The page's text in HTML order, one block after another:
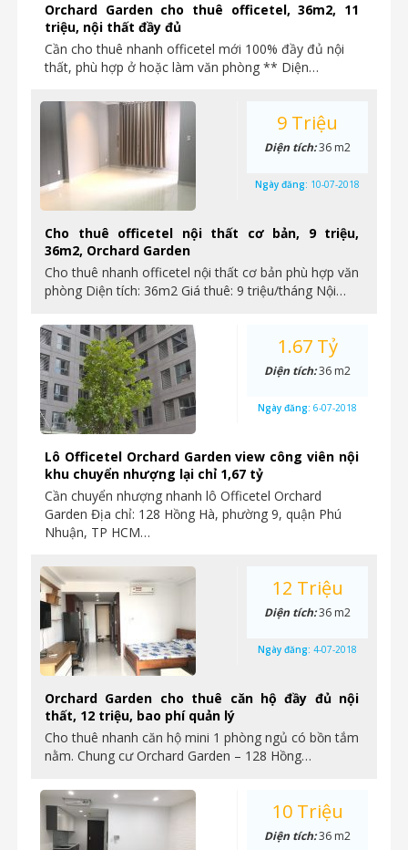
Orchard Garden cho thuê officetel, 36m2, 11
triệu, nội thất đầy đủ
Cần cho thuê nhanh officetel mới 100% đầy đủ nội
thất, phù hợp ở hoặc làm văn phòng ** Diện…
Cho thuê officetel nội thất cơ bản, 9 triệu,
36m2, Orchard Garden
Cho thuê nhanh officetel nội thất cơ bản phù hợp văn
phòng Diện tích: 36m2 Giá thuê: 9 triệu/tháng Nội…
9 Triệu
Diện tích:36 m2
Ngày đăng: 10-07-2018
Lô Officetel Orchard Garden view công viên nội
khu chuyển nhượng lại chỉ 1,67 tỷ
Cần chuyển nhượng nhanh lô Officetel Orchard
Garden Địa chỉ: 128 Hồng Hà, phường 9, quận Phú
Nhuận, TP HCM…
1.67 Tỷ
Diện tích:36 m2
Ngày đăng: 6-07-2018
Orchard Garden cho thuê căn hộ đầy đủ nội
thất, 12 triệu, bao phí quản lý
Cho thuê nhanh căn hộ mini 1 phòng ngủ có bồn tắm
nằm. Chung cư Orchard Garden – 128 Hồng…
12 Triệu
Diện tích:36 m2
Ngày đăng: 4-07-2018
10 Triệu
Diện tích:36 m2